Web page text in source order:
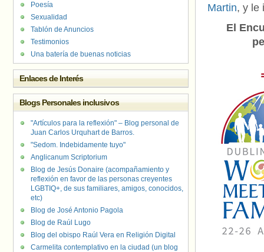
Martin, y le
El
Poesía
Sexualidad
Tablón de Anuncios
Testimonios
Una batería de buenas noticias
Enlaces de Interés
Blogs Personales inclusivos
"Artículos para la reflexión" – Blog personal de
Juan Carlos Urquhart de Barros.
"Sedom. Indebidamente tuyo"
Anglicanum Scriptorium
Blog de Jesús Donaire (acompañamiento y
reflexión en favor de las personas creyentes
LGBTIQ+, de sus familiares, amigos, conocidos,
etc)
Blog de José Antonio Pagola
Blog de Raúl Lugo
Blog del obispo Raúl Vera en Religión Digital
Carmelita contemplativo en la ciudad (un blog